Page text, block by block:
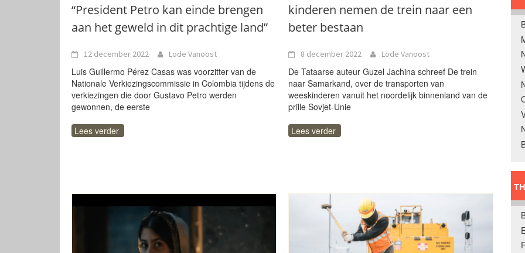
“President Petro kan einde brengen
aan het geweld in dit prachtige land”
12 december 2022 Lode Vanoost
Luis Guillermo Pérez Casas was voorzitter van de
Nationale Verkiezingscommissie in Colombia tijdens de
verkiezingen die door Gustavo Petro werden
gewonnen, de eerste
Lees verder
kinderen nemen de trein naar een
beter bestaan
8 december 2022 Lode Vanoost
De Tataarse auteur Guzel Jachina schreef De trein
naar Samarkand, over de transporten van
weeskinderen vanuit het noordelijk binnenland van de
prille Sovjet-Unie
Lees verder